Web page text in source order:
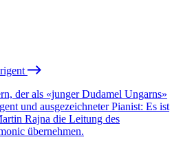
der als «junger Dudamel Ungarns»
und ausgezeichneter Pianist: Es ist
Rajna die Leitung des
übernehmen.